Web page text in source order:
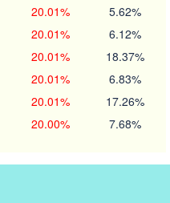
20.01% 5.62%
20.01% 6.12%
20.01% 18.37%
20.01% 6.83%
20.01% 17.26%
20.00% 7.68%